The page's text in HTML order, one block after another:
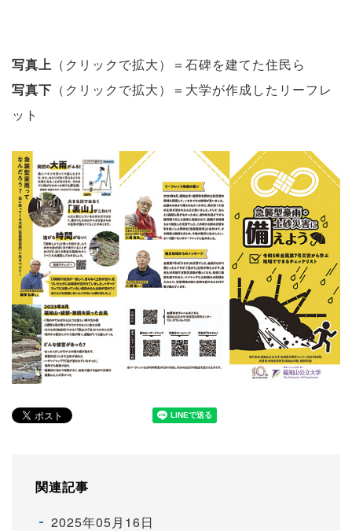
写真上 （クリックで拡大）＝石碑を建てた住民ら
写真下 （クリックで拡大）＝大学が作成したリーフレ
ット
関連記事
2025年05月16日